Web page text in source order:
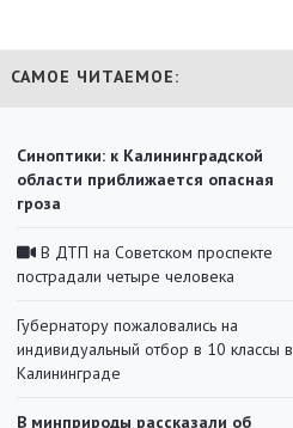
САМОЕ ЧИТАЕМОЕ:
Синоптики: к Калининградской
области приближается опасная
гроза
В ДТП на Советском проспекте
пострадали четыре человека
Губернатору пожаловались на
индивидуальный отбор в 10 классы в
Калининграде
В минприроды рассказали об